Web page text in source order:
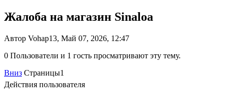
Жалоба на магазин Sinaloa
Автор Vohap13, Май 07, 2026, 12:47
0 Пользователи и 1 гость просматривают эту тему.
Вниз Страницы1
Действия пользователя